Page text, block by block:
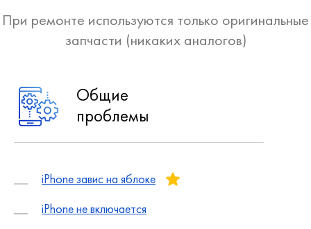
При ремонте используются только оригинальные
запчасти (никаких аналогов)
Общие
проблемы
iPhone завис на яблоке
iPhone не включается